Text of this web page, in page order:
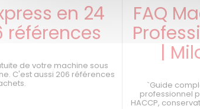
en 24
références
de votre machine sous
C'est aussi 206 références
FAQ
|
`Guide
professionnel
HACCP,